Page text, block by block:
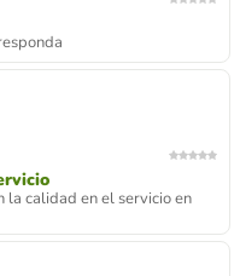
la calidad en el servicio en